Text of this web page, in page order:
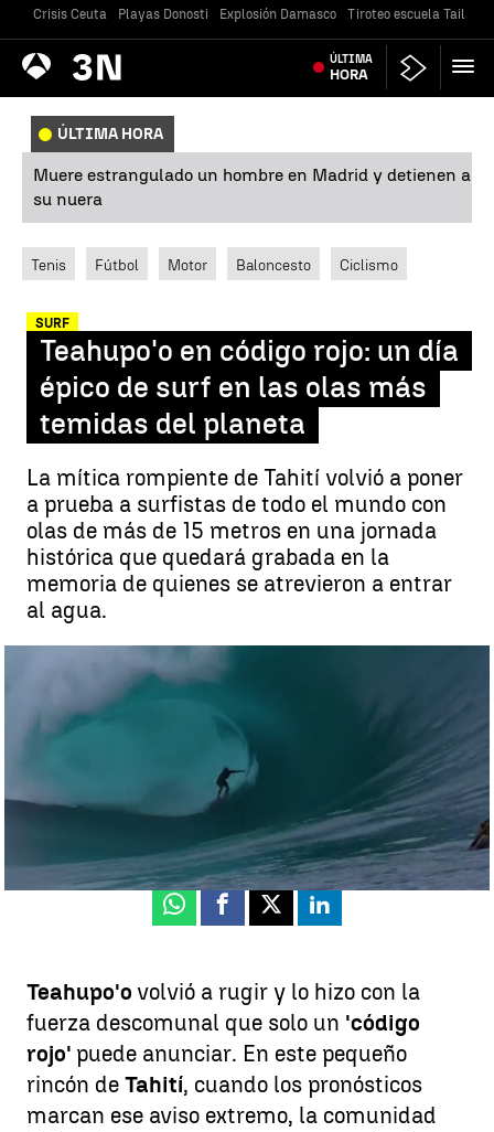
Crisis Ceuta Playas Donosti Explosión Damasco Tiroteo escuela
Antena
3 Noticias ÚLTIMA
HORA
ÚLTIMA HORA
Muere estrangulado un hombre en Madrid y detienen a
su nuera
Tenis Fútbol Motor Baloncesto Ciclismo
SURF
Teahupo'o en código rojo: un día
épico de surf en las olas más
temidas del planeta
La mítica rompiente de Tahití volvió a poner
a prueba a surfistas de todo el mundo con
olas de más de 15 metros en una jornada
histórica que quedará grabada en la
memoria de quienes se atrevieron a entrar
al agua.
Teahupo'o en código rojo: un día épico de surf en las olas más
17 de agosto de 2025, 21:45
Whatsapp
Facebook
X Linkedin
Teahupo'o volvió a rugir y lo hizo con la
fuerza descomunal que solo un 'código
rojo' puede anunciar. En este pequeño
rincón de Tahití, cuando los pronósticos
marcan ese aviso extremo, la comunidad